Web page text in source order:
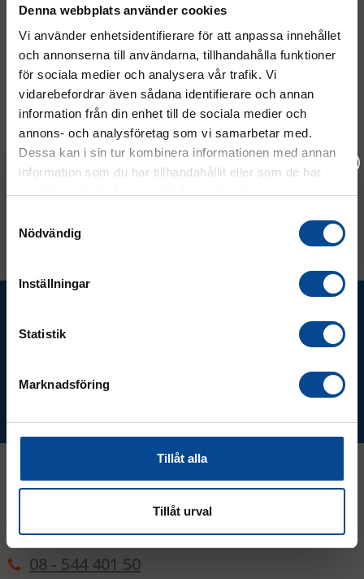
Denna webbplats använder cookies
Vi använder enhetsidentifierare för att anpassa innehållet
och annonserna till användarna, tillhandahålla funktioner
för sociala medier och analysera vår trafik. Vi
vidarebefordrar även sådana identifierare och annan
information från din enhet till de sociala medier och
annons- och analysföretag som vi samarbetar med.
Dessa kan i sin tur kombinera informationen med annan
information som du har tillhandahållit eller som de har
Nödvändig
Inställningar
Statistik
Marknadsföring
Tillåt alla
Tillåt urval
Batteri 2-PACK till däcklyft
(A310, A350)
2-pack, 12V / 7,2Ah, 151 x 65 x
95 mm
Laddare till Däcklyft
Ta del av våra bästa erbjudanden &
08 - 544 401 50